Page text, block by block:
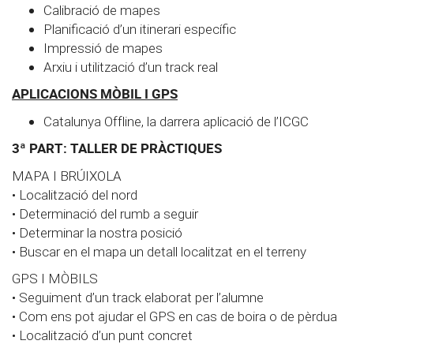
Calibració de mapes
Planificació d’un itinerari específic
Impressió de mapes
Arxiu i utilització d’un track real
APLICACIONS MÒBIL I GPS
Catalunya Offline, la darrera aplicació de l’ICGC
3ª PART: TALLER DE PRÀCTIQUES
MAPA I BRÚIXOLA
• Localització del nord
• Determinació del rumb a seguir
• Determinar la nostra posició
• Buscar en el mapa un detall localitzat en el terreny
GPS I MÒBILS
• Seguiment d’un track elaborat per l’alumne
• Com ens pot ajudar el GPS en cas de boira o de pèrdua
• Localització d’un punt concret